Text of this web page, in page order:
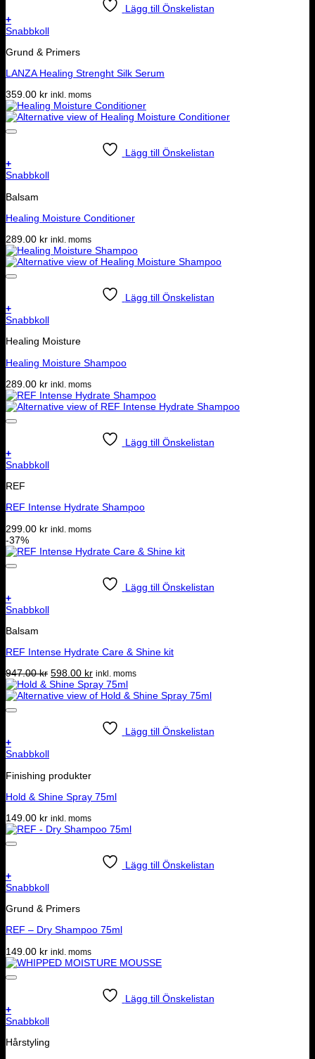
Lägg till Önskelistan
+
Snabbkoll
Grund & Primers
LANZA Healing Strenght Silk Serum
359.00 kr inkl. moms
Lägg till Önskelistan
+
Snabbkoll
Balsam
Healing Moisture Conditioner
289.00 kr inkl. moms
Lägg till Önskelistan
+
Snabbkoll
Healing Moisture
Healing Moisture Shampoo
289.00 kr inkl. moms
Lägg till Önskelistan
+
Snabbkoll
REF
REF Intense Hydrate Shampoo
299.00 kr inkl. moms
-37%
Lägg till Önskelistan
+
Snabbkoll
Balsam
REF Intense Hydrate Care & Shine kit
947.00kr Det
ursprungliga
priset
598.00 krDet
nuvarande
priset
inkl. moms
Lägg till Önskelistan
+
Snabbkoll
Finishing produkter
Hold & Shine Spray 75ml
149.00 kr inkl. moms
Lägg till Önskelistan
+
Snabbkoll
Grund & Primers
REF – Dry Shampoo 75ml
149.00 kr inkl. moms
Lägg till Önskelistan
+
Snabbkoll
Hårstyling